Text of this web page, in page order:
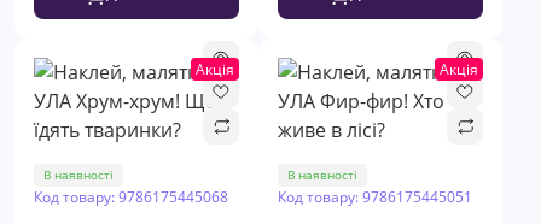
Акція
В наявності
Код товару: 9786175445068
Акція
В наявності
Код товару: 9786175445051